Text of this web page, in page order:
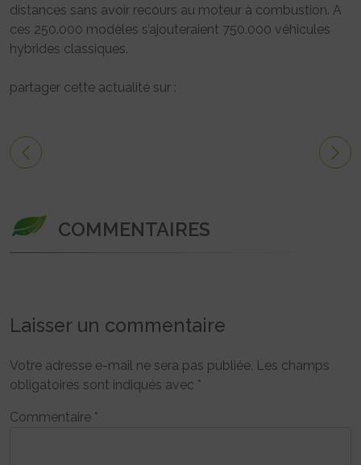
distances sans avoir recours au moteur à combustion. A
ces 250.000 modèles s’ajouteraient 750.000 véhicules
hybrides classiques.
partager cette actualité sur :
COMMENTAIRES
Laisser un commentaire
Votre adresse e-mail ne sera pas publiée. Les champs
obligatoires sont indiqués avec *
Commentaire *